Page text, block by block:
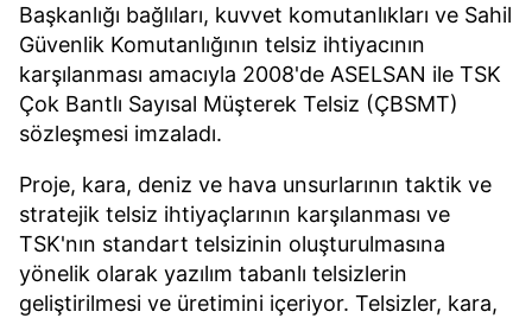
Başkanlığı bağlıları, kuvvet komutanlıkları ve Sahil
Güvenlik Komutanlığının telsiz ihtiyacının
karşılanması amacıyla 2008'de ASELSAN ile TSK
Çok Bantlı Sayısal Müşterek Telsiz (ÇBSMT)
sözleşmesi imzaladı.
Proje, kara, deniz ve hava unsurlarının taktik ve
stratejik telsiz ihtiyaçlarının karşılanması ve
TSK'nın standart telsizinin oluşturulmasına
yönelik olarak yazılım tabanlı telsizlerin
geliştirilmesi ve üretimini içeriyor. Telsizler, kara,